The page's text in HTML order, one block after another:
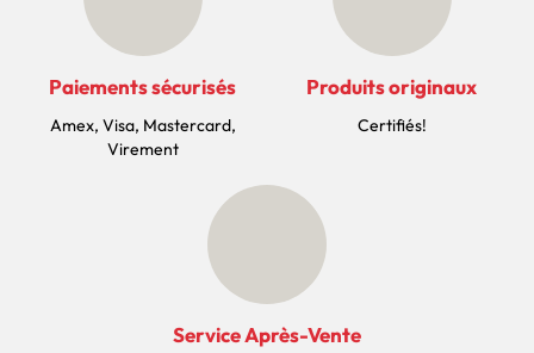
Paiements sécurisés
Amex, Visa, Mastercard,
Virement
Produits originaux
Certifiés!
Service Après-Vente